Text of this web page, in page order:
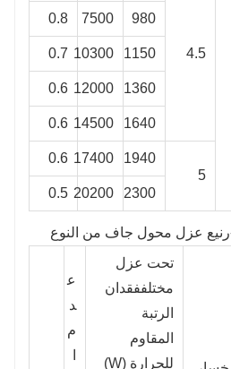
4.5
980
7500
0.8
1150
10300
0.7
1360
12000
0.6
1640
14500
0.6
5
1940
17400
0.6
2300
20200
0.5
تحت عزل
مختلففقدان
الرتبة
المقاوم
للحرارة (W)
ع
د
م